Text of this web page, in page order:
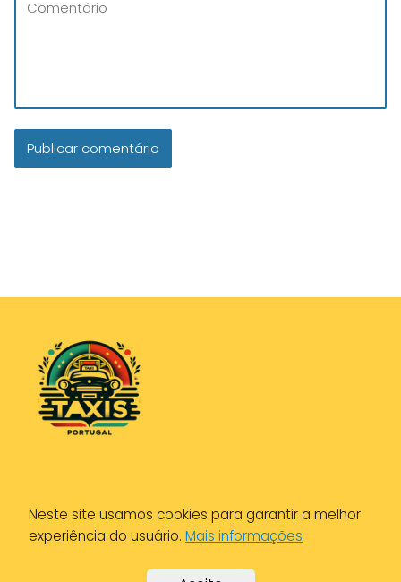
Política de Privacidade
Política de Cookies
Neste site usamos cookies para garantir a melhor
experiência do usuário. Mais informações